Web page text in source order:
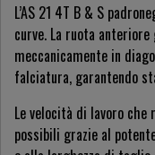
L’AS 21 4T B & S
curve. La ruota
meccanicamente in
falciatura, garantendo
Le velocità di lavoro che
possibili grazie al